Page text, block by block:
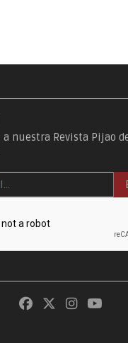
nuestra Revista Pijao